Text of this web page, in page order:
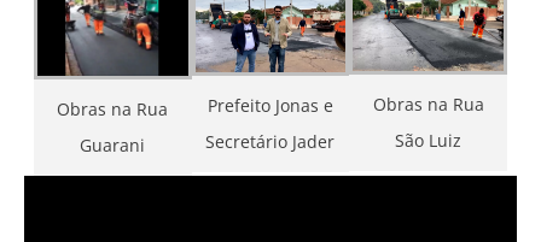
Obras na Rua
Guarani
Prefeito Jonas e
Secretário Jader
Obras na Rua
São Luiz